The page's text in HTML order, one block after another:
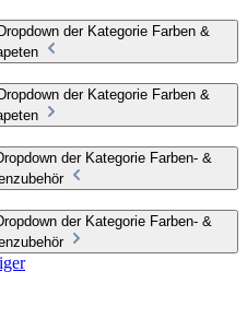
der Kategorie Farben &
der Kategorie Farben &
der Kategorie Farben- &
der Kategorie Farben- &